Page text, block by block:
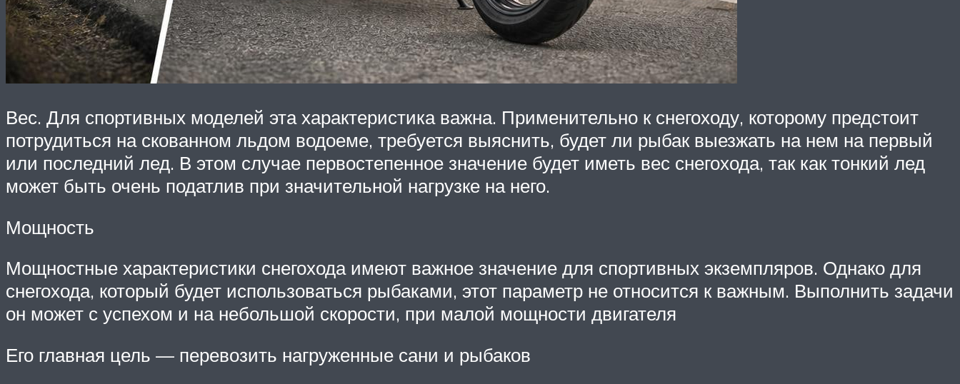
Вес. Для спортивных моделей эта характеристика важна. Применительно к снегоходу, которому предстоит
потрудиться на скованном льдом водоеме, требуется выяснить, будет ли рыбак выезжать на нем на первый
или последний лед. В этом случае первостепенное значение будет иметь вес снегохода, так как тонкий лед
может быть очень податлив при значительной нагрузке на него.
Мощность
Мощностные характеристики снегохода имеют важное значение для спортивных экземпляров. Однако для
снегохода, который будет использоваться рыбаками, этот параметр не относится к важным. Выполнить задачи
он может с успехом и на небольшой скорости, при малой мощности двигателя
Его главная цель — перевозить нагруженные сани и рыбаков